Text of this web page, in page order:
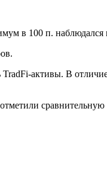
в 100 п. наблюдался
активы. В